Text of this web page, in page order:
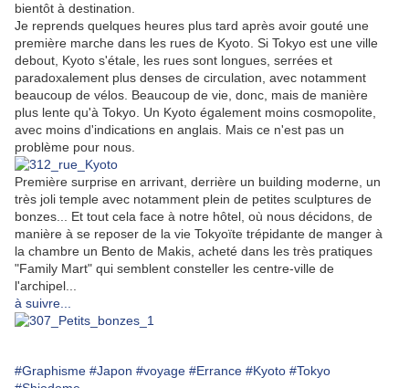
bientôt à destination.
Je reprends quelques heures plus tard après avoir gouté une
première marche dans les rues de Kyoto. Si Tokyo est une ville
debout, Kyoto s'étale, les rues sont longues, serrées et
paradoxalement plus denses de circulation, avec notamment
beaucoup de vélos. Beaucoup de vie, donc, mais de manière
plus lente qu'à Tokyo. Un Kyoto également moins cosmopolite,
avec moins d'indications en anglais. Mais ce n'est pas un
problème pour nous.
Première surprise en arrivant, derrière un building moderne, un
très joli temple avec notamment plein de petites sculptures de
bonzes... Et tout cela face à notre hôtel, où nous décidons, de
manière à se reposer de la vie Tokyoïte trépidante de manger à
la chambre un Bento de Makis, acheté dans les très pratiques
"Family Mart" qui semblent consteller les centre-ville de
l'archipel...
à suivre...
#Graphisme #Japon #voyage #Errance #Kyoto #Tokyo